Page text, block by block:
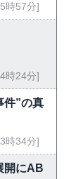
時57分]
時24分]
件”の真
時34分]
開にAB